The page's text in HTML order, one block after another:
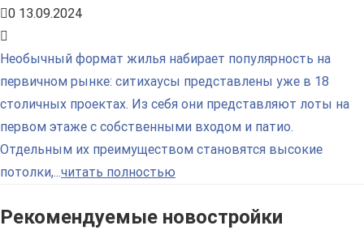
0 13.09.2024
Необычный формат жилья набирает популярность на
первичном рынке: ситихаусы представлены уже в 18
столичных проектах. Из себя они представляют лоты на
первом этаже с собственными входом и патио.
Отдельным их преимуществом становятся высокие
потолки,...читать полностью
Рекомендуемые новостройки